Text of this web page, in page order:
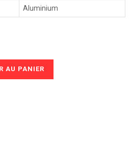
Aluminium
AU PANIER